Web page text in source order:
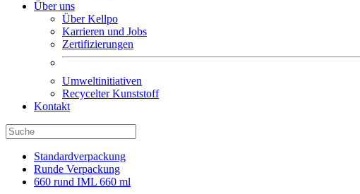
Über uns
Über Kellpo
Karrieren und Jobs
Zertifizierungen
Umweltinitiativen
Recycelter Kunststoff
Kontakt
Standardverpackung
Runde Verpackung
660 rund IML 660 ml